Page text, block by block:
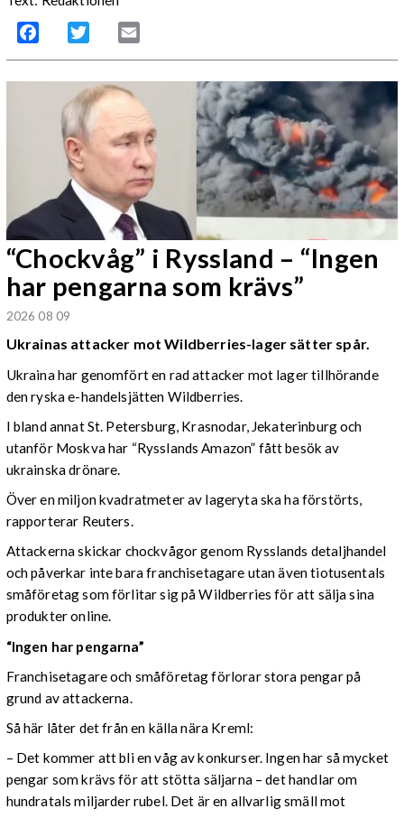
Facebook Twitter
“Chockvåg” i Ryssland – “Ingen
har pengarna som krävs”
2026 08 09
Ukrainas attacker mot Wildberries-lager sätter spår.
Ukraina har genomfört en rad attacker mot lager tillhörande
den ryska e-handelsjätten Wildberries.
I bland annat St. Petersburg, Krasnodar, Jekaterinburg och
utanför Moskva har “Rysslands Amazon” fått besök av
ukrainska drönare.
Över en miljon kvadratmeter av lageryta ska ha förstörts,
rapporterar Reuters.
Attackerna skickar chockvågor genom Rysslands detaljhandel
och påverkar inte bara franchisetagare utan även tiotusentals
småföretag som förlitar sig på Wildberries för att sälja sina
produkter online.
“Ingen har pengarna”
Franchisetagare och småföretag förlorar stora pengar på
grund av attackerna.
Så här låter det från en källa nära Kreml:
– Det kommer att bli en våg av konkurser. Ingen har så mycket
pengar som krävs för att stötta säljarna – det handlar om
hundratals miljarder rubel. Det är en allvarlig smäll mot